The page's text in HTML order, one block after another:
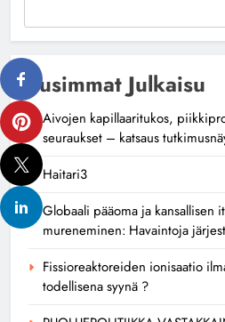
Uusimmat Julkaisu
Aivojen kapillaaritukos,
seuraukset – katsaus
Haitari3
Globaali pääoma ja kansallisen
mureneminen: Havaintoja
Fissioreaktoreiden ionisaatio
todellisena syynä ?